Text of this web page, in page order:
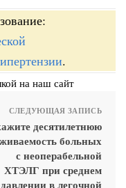
.
на наш сайт
СЛЕДУЮЩАЯ ЗАПИСЬ
десятилетнюю
больных
с неоперабельной
ХТЭЛГ при среднем
давлении в легочной